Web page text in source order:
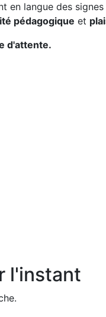
en langue des
pédagogique et
d'attente.
l'instant